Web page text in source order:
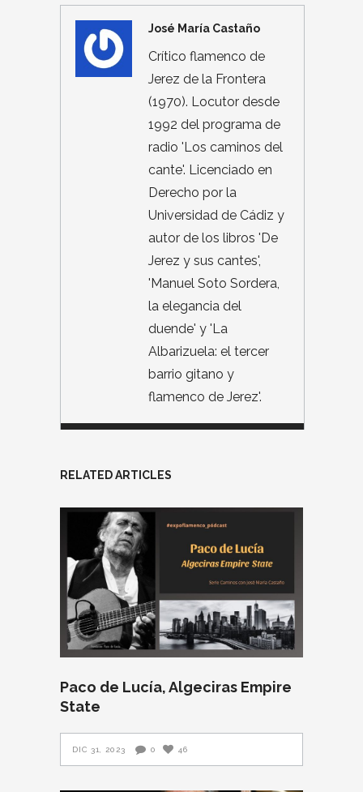
José María Castaño
Crítico flamenco de
Jerez de la Frontera
(1970). Locutor desde
1992 del programa de
radio 'Los caminos del
cante'. Licenciado en
Derecho por la
Universidad de Cádiz y
autor de los libros 'De
Jerez y sus cantes',
'Manuel Soto Sordera,
la elegancia del
duende' y 'La
Albarizuela: el tercer
barrio gitano y
flamenco de Jerez'.
RELATED ARTICLES
Paco de Lucía, Algeciras Empire
State
DIC 31, 2023 0 46